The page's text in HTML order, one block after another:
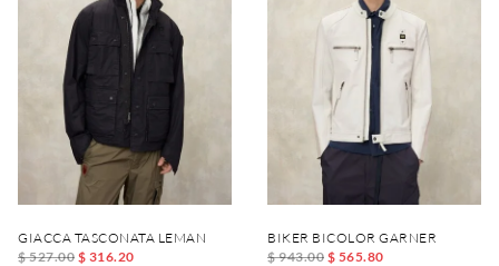
GIACCA TASCONATA LEMAN
$ 527.00 $ 316.20
BIKER BICOLOR GARNER
$ 943.00 $ 565.80